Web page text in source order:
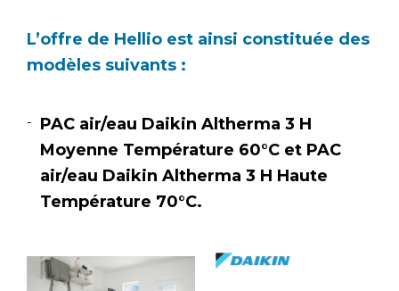
L’offre de Hellio est ainsi constituée des
modèles suivants :
PAC air/eau Daikin Altherma 3 H
Moyenne Température 60°C et PAC
air/eau Daikin Altherma 3 H Haute
Température 70°C.